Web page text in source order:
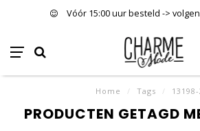
Vóór 15:00 uur besteld ->
Home / Tags / 13198-
PRODUCTEN GETAGD